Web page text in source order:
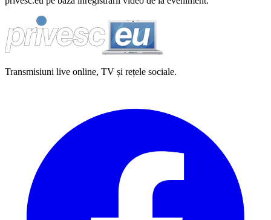
Transmisiuni live online, TV și rețele sociale.